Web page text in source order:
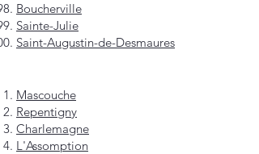
Boucherville
Sainte-Julie
Saint-Augustin-de-Desmaures
Mascouche
Repentigny
Charlemagne
L'Assomption